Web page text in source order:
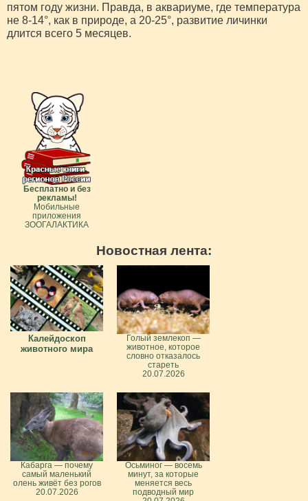
пятом году жизни. Правда, в аквариуме, где температура
не 8-14°, как в природе, а 20-25°, развитие личинки
длится всего 5 месяцев.
Бесплатно и без
рекламы!
Мобильные
приложения
ЗООГАЛАКТИКА
Новостная лента:
Калейдоскоп
животного мира
Голый землекоп —
животное, которое
словно отказалось
стареть
20.07.2026
Кабарга — почему
самый маленький
олень живёт без рогов
20.07.2026
Осьминог — восемь
минут, за которые
меняется весь
подводный мир